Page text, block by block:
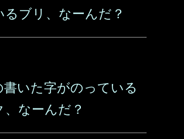
るブリ、なーんだ？
書いた字がのっている
、なーんだ？